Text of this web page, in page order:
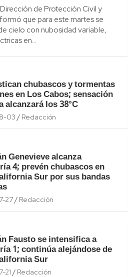
de Protección Civil y
que para este martes se
cielo con nubosidad variable,
en…
chubascos y tormentas
en Los Cabos; sensación
alcanzará los 38°C
03 Redacción
Genevieve alcanza
4; prevén chubascos en
Sur por sus bandas
27 Redacción
Fausto se intensifica a
1; continúa alejándose de
Sur
21 Redacción